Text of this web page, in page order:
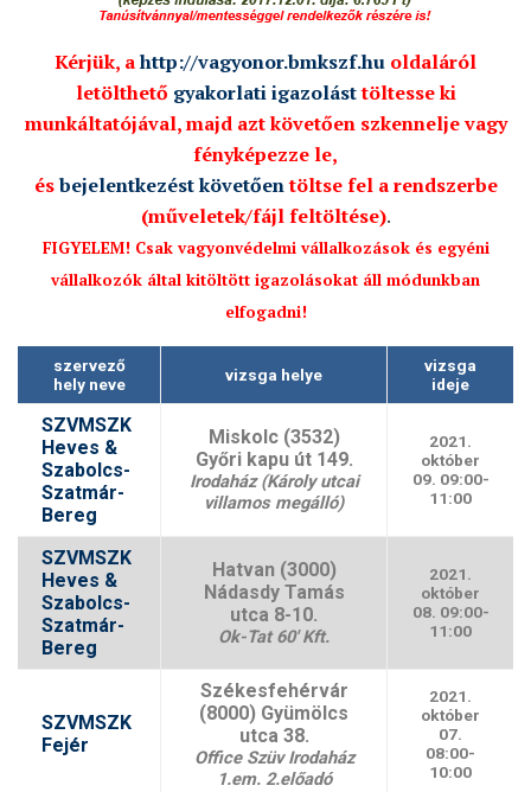
Kérjük, ahttp://vagyonor.bmkszf.hu oldaláról
letölthető gyakorlati igazolásttöltesse ki
munkáltatójával,majd azt követően szkennelje vagy
fényképezze le,
ésbejelentkezést követőentöltse fel a rendszerbe
(műveletek/fájl feltöltése).
FIGYELEM! Csak vagyonvédelmi vállalkozások és egyéni
vállalkozók által kitöltött igazolásokat áll módunkban
elfogadni!
szervező
hely neve
vizsga helye
vizsga
ideje
SZVMSZK
Heves &
Szabolcs-
Szatmár-
Bereg
Miskolc (3532)
Győri kapu út 149.
Irodaház (Károly utcai
villamos megálló)
2021.
október
09. 09:00-
11:00
SZVMSZK
Heves &
Szabolcs-
Szatmár-
Bereg
Hatvan (3000)
Nádasdy Tamás
utca 8-10.
Ok-Tat 60′ Kft.
2021.
október
08. 09:00-
11:00
SZVMSZK
Fejér
Székesfehérvár
(8000) Gyümölcs
utca 38.
Office Szüv Irodaház
1.em. 2.előadó
2021.
október
07.
08:00-
10:00